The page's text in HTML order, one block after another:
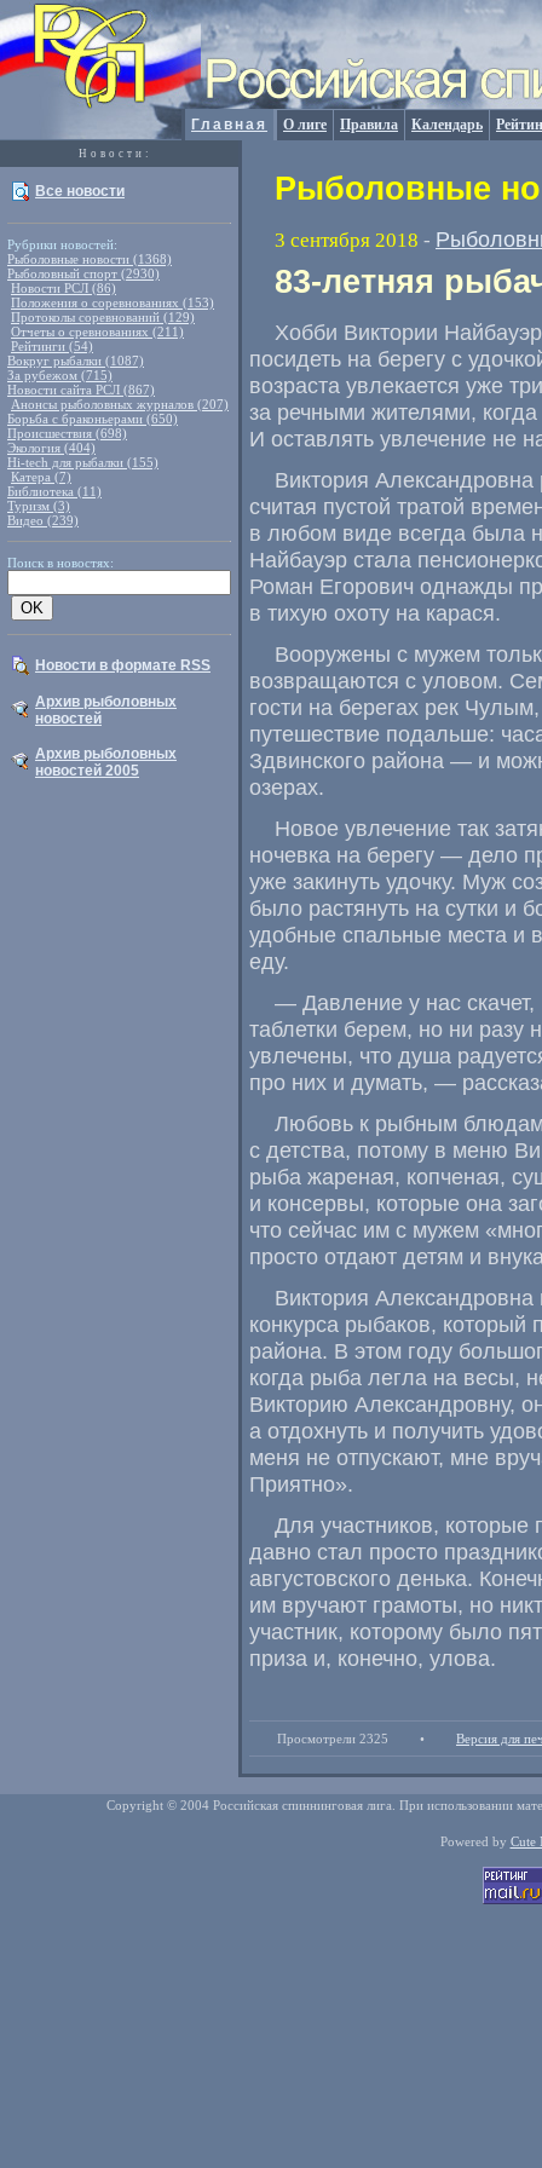
Главная О лиге Правила Календарь
Новости:
Все новости
Рубрики новостей:
Рыболовные новости (1368)
Рыболовный спорт (2930)
Новости РСЛ (86)
Положения о соревнованиях (153)
Протоколы соревнований (129)
Отчеты о сревнованиях (211)
Рейтинги (54)
Вокруг рыбалки (1087)
За рубежом (715)
Новости сайта РСЛ (867)
Анонсы рыболовных журналов (207)
Борьба с браконьерами (650)
Происшествия (698)
Экология (404)
Hi-tech для рыбалки (155)
Катера (7)
Библиотека (11)
Туризм (3)
Видео (239)
Поиск в новостях:
Новости в формате RSS
Архив рыболовных
новостей
Архив рыболовных
новостей 2005
Рыболовные
3 сентября 2018 -
83-летняя
Хобби Виктории
посидеть на берегу с
возраста увлекается уже
за речными жителями,
И оставлять увлечение не
Виктория
считая пустой тратой
в любом виде всегда была
Найбауэр стала
Роман Егорович однажды
в тихую охоту на карася.
Вооружены с мужем
возвращаются с уловом.
гости на берегах рек Чулым,
путешествие подальше:
Здвинского района — и
озерах.
Новое увлечение так
ночевка на берегу — дело
уже закинуть удочку. Муж
было растянуть на сутки и
удобные спальные места и
еду.
— Давление у нас скачет,
таблетки берем, но ни разу
увлечены, что душа
про них и думать, —
Любовь к рыбным блюдам
с детства, потому в меню
рыба жареная, копченая,
и консервы, которые она
что сейчас им с мужем «
просто отдают детям и
Виктория
конкурса рыбаков, который
района. В этом году
когда рыба легла на весы,
Викторию Александровну,
а отдохнуть и получить
меня не отпускают, мне
Приятно».
Для участников, которые
давно стал просто
августовского денька.
им вручают грамоты, но
участник, которому было
приза и, конечно, улова.
Просмотрели 2325 • Версия для
Copyright © 2004 Российская спиннинговая лига. При использовании
Powered by Cute